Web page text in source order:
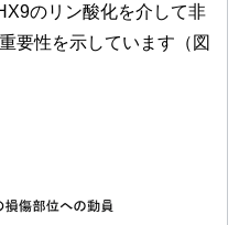
のリン酸化を介して非
要性を示しています（図